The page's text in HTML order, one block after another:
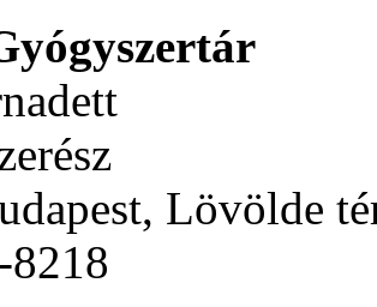
Lövölde